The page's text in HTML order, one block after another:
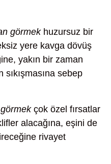
görmekhuzursuz bir
yere kavga dövüş
yakın bir zaman
sıkışmasına sebep
çok özel fırsatlar
alacağına, eşini de
rivayet